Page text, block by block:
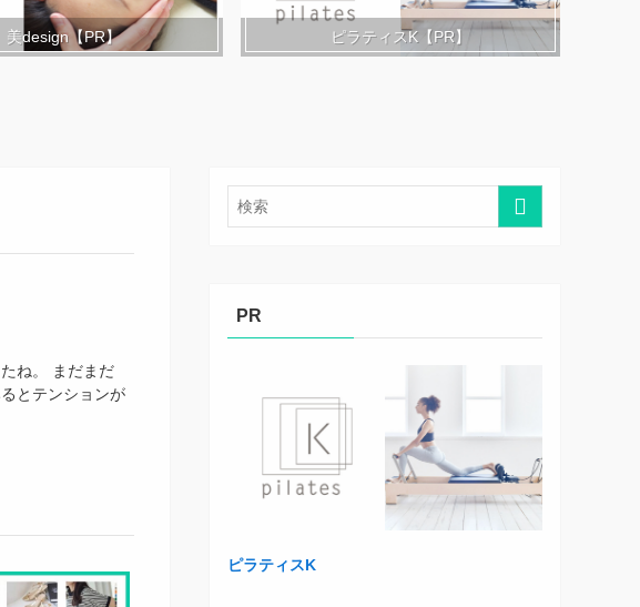
美design【PR】 ピラティスK【PR】
ね。 まだまだ
とテンションが
PR
ピラティスK